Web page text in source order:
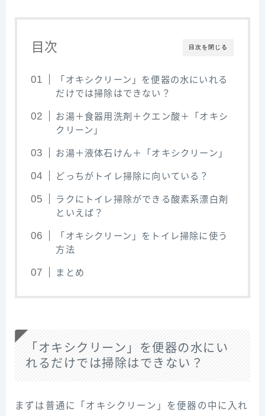
目次を閉じる
目次
「オキシクリーン」を便器の水にいれる
だけでは掃除はできない？
お湯＋食器用洗剤＋クエン酸＋「オキシ
クリーン」
お湯＋液体石けん＋「オキシクリーン」
どっちがトイレ掃除に向いている？
ラクにトイレ掃除ができる酸素系漂白剤
といえば？
「オキシクリーン」をトイレ掃除に使う
方法
まとめ
「オキシクリーン」を便器の水にい
れるだけでは掃除はできない？
まずは普通に「オキシクリーン」を便器の中に入れ